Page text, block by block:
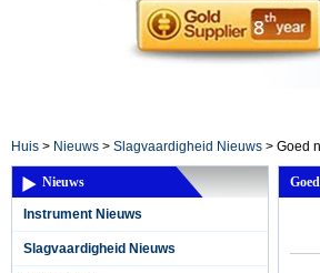
Beëindigde productenL
Home ElectronicsL
Huis > Nieuws > Slagvaardigheid Nieuws > Goed
Nieuws
Instrument Nieuws
Slagvaardigheid Nieuws